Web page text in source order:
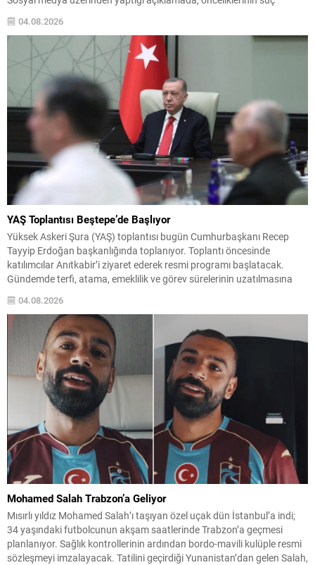
örgütlerini yapılaşma aşamasında tespit etmek olduğunu belirtti.
Bakan Çiftçi, amaçlarının insan ve finans kaynaklarını kurutarak, suç
gelirlerini hukuki çerçevede devlet denetimine almak olduğunu
vurguladı. “Hiçbir suç yapılanmasına alan...
04.08.2026
YAŞ Toplantısı Beştepe’de Başlıyor
Yüksek Askeri Şura (YAŞ) toplantısı bugün Cumhurbaşkanı Recep
Tayyip Erdoğan başkanlığında toplanıyor. Toplantı öncesinde
katılımcılar Anıtkabir’i ziyaret ederek resmi programı başlatacak.
Gündemde terfi, atama, emeklilik ve görev sürelerinin uzatılmasına
ilişkin dosyalar bulunuyor. Kurul, kara, deniz ve hava kuvvetlerindeki
rütbe hareketlerini ve kadrosuzluk ya da yaş haddi nedeniyle emekliye
ayrılacak personelin...
04.08.2026
Mohamed Salah Trabzon’a Geliyor
Mısırlı yıldız Mohamed Salah’ı taşıyan özel uçak dün İstanbul’a indi;
34 yaşındaki futbolcunun akşam saatlerinde Trabzon’a geçmesi
planlanıyor. Sağlık kontrollerinin ardından bordo-mavili kulüple resmi
sözleşmeyi imzalayacak. Tatilini geçirdiği Yunanistan’dan gelen Salah,